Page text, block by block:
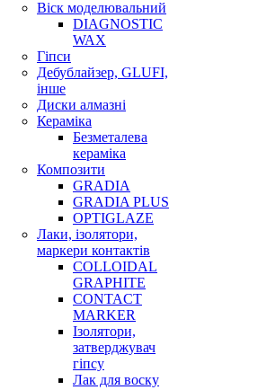
Віск моделювальний
DIAGNOSTIC
WAX
Гіпси
Дебублайзер, GLUFI,
інше
Диски алмазні
Кераміка
Безметалева
кераміка
Композити
GRADIA
GRADIA PLUS
OPTIGLAZE
Лаки, ізолятори,
маркери контактів
COLLOIDAL
GRAPHITE
CONTACT
MARKER
Ізолятори,
затверджувач
гіпсу
Лак для воску